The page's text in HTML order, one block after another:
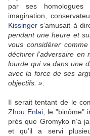
par ses homologues
imagination,
Kissinger s’amusait à
pendant une heure et
vous considérer
déchirer l’adversaire en
lourde qui va dans une
avec la force de ses
objectifs. »
Il serait tentant de le
Zhou Enlai , le "binôme"
près que Gromyko n’a
et qu’il a servi